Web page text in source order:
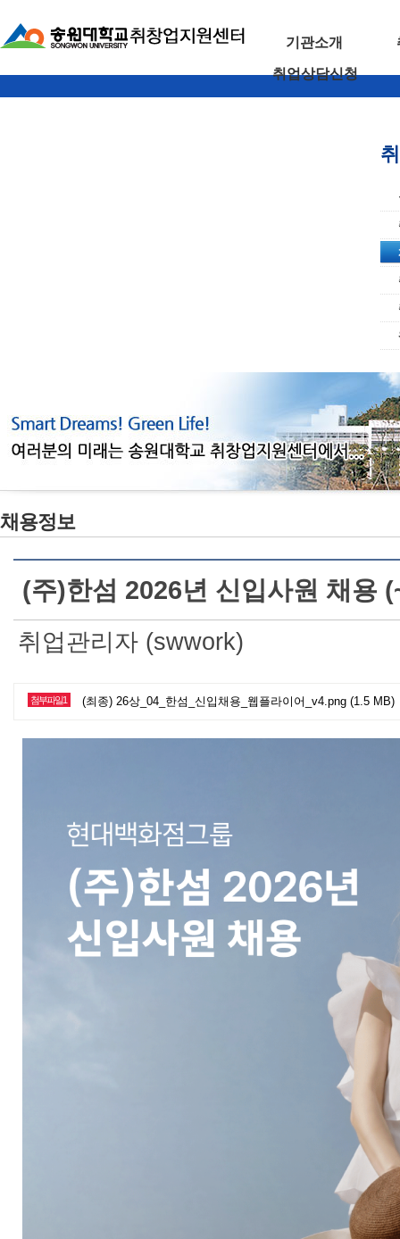
기관소개
취업상담신청
채용정보
(주)한섬 2026년 신입사원 채용
취업관리자 (swwork)
첨부파일1 (최종) 26상_04_한섬_신입채용_웹플라이어_v4.png (1.5 MB)